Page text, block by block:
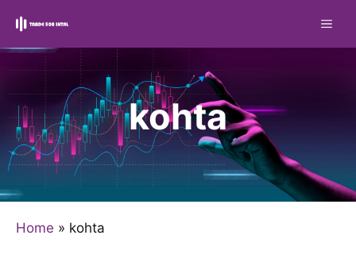
content
kohta
Home » kohta